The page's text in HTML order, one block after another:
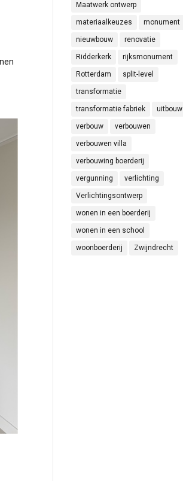
Maatwerk ontwerp
materiaalkeuzes monument
nieuwbouw renovatie
Ridderkerk rijksmonument
Rotterdam split-level
transformatie
transformatie fabriek uitbouw
verbouw verbouwen
verbouwen villa
verbouwing boerderij
vergunning verlichting
Verlichtingsontwerp
wonen in een boerderij
wonen in een school
woonboerderij Zwijndrecht